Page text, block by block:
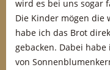
wird es bei uns sogar
Die Kinder mögen die
habe ich das Brot
gebacken. Dabei
von